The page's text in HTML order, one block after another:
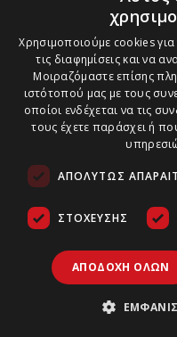
Χρησιμοποιούμε cookies
τις διαφημίσεις και να
Μοιραζόμαστε επίσης
ιστότοπού μας με τους
οποίοι ενδέχεται να τις
τους έχετε παράσχει ή
ΑΠΟΛΎΤΩΣ
ΣΤΌΧΕΥΣΗΣ
ΑΠΟΔΟΧΉ ΌΛΩΝ